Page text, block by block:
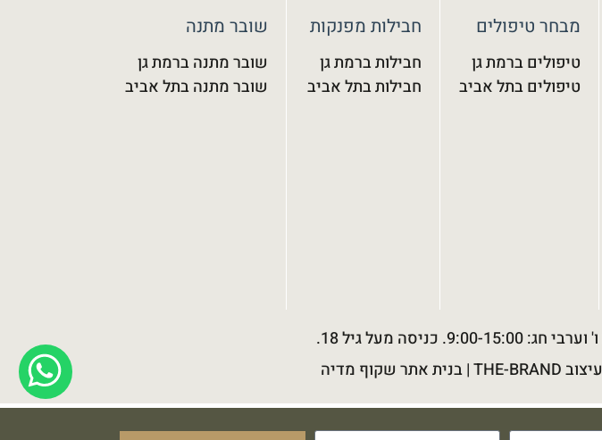
מבחר טיפולים
טיפולים ברמת גן
טיפולים בתל אביב
חבילות מפנקות
חבילות ברמת גן
חבילות בתל אביב
שובר מתנה
שובר מתנה ברמת גן
שובר מתנה בתל אביב
עיצוב THE-BRAND |בנית אתר שקוף מדיה